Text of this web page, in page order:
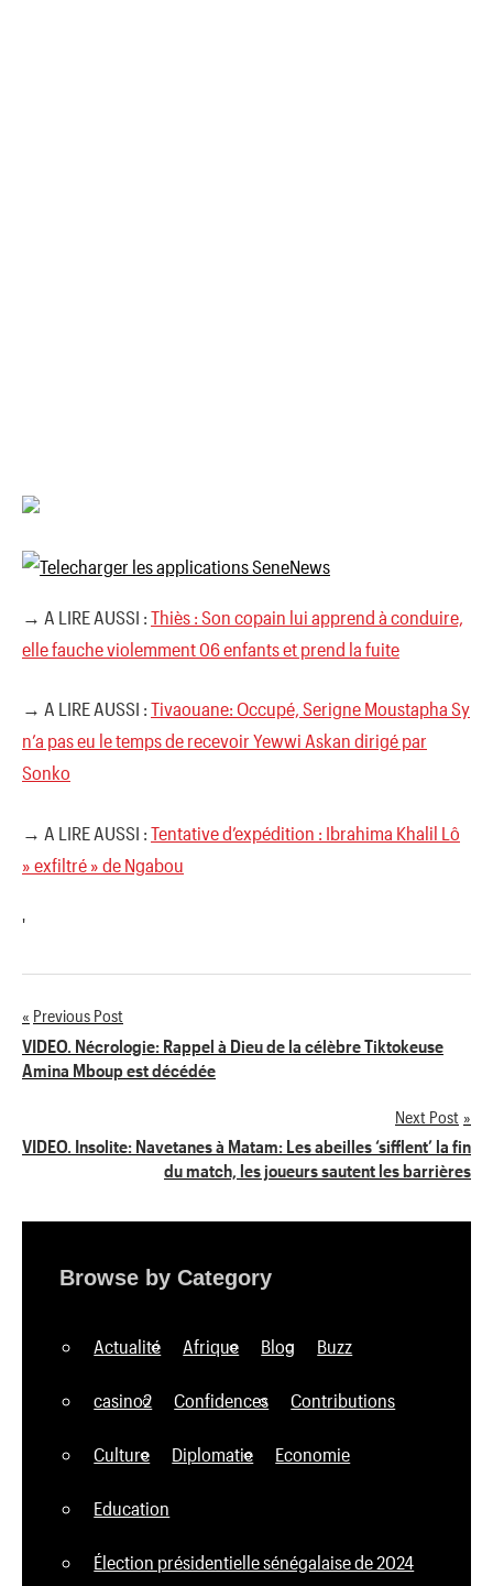
→ A LIRE AUSSI : Thiès : Son copain lui apprend à conduire,
elle fauche violemment 06 enfants et prend la fuite
→ A LIRE AUSSI : Tivaouane: Occupé, Serigne Moustapha Sy
n’a pas eu le temps de recevoir Yewwi Askan dirigé par
Sonko
→ A LIRE AUSSI : Tentative d’expédition : Ibrahima Khalil Lô
» exfiltré » de Ngabou
'
Navigation
de
Previous Post
VIDEO. Nécrologie: Rappel à Dieu de la célèbre Tiktokeuse
Amina Mboup est décédée
Next Post
VIDEO. Insolite: Navetanes à Matam: Les abeilles ‘sifflent’ la fin
du match, les joueurs sautent les barrières
Browse by Category
Actualité Afrique Blog Buzz
casino2 Confidences Contributions
Culture Diplomatie Economie
Education
Élection présidentielle sénégalaise de 2024